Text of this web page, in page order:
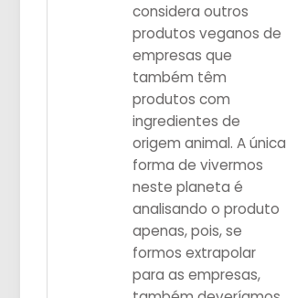
considera outros
produtos veganos de
empresas que
também têm
produtos com
ingredientes de
origem animal. A única
forma de vivermos
neste planeta é
analisando o produto
apenas, pois, se
formos extrapolar
para as empresas,